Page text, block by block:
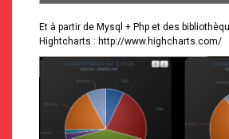
Et à partir de Mysql + Php et des
Hightcharts : http://www.highcharts.com/